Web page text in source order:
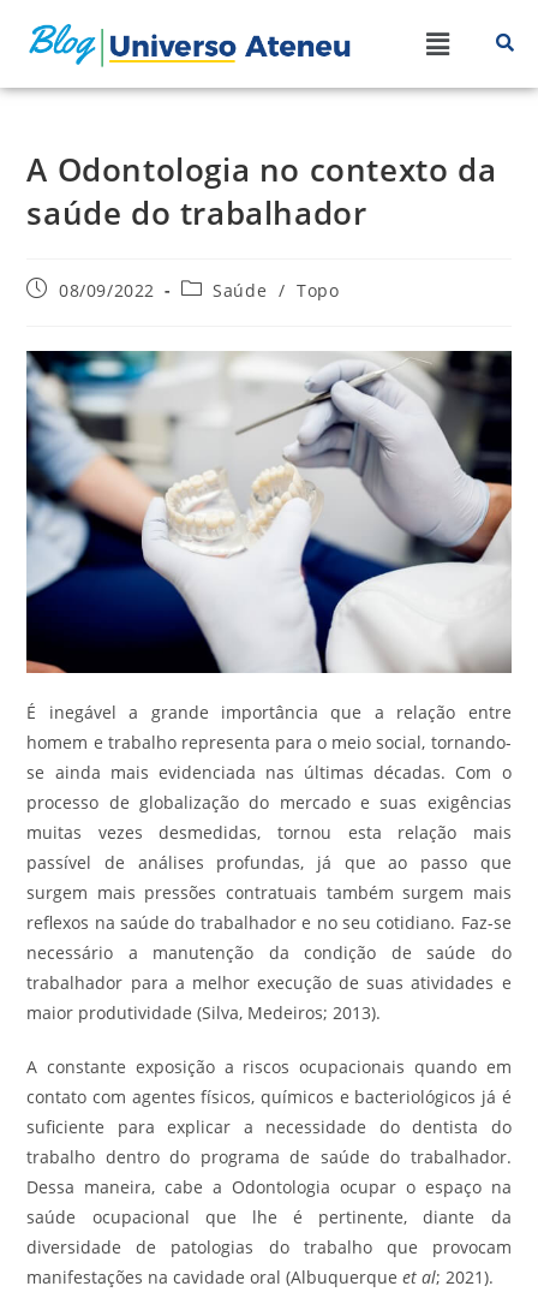
A Odontologia no contexto da
saúde do trabalhador
08/09/2022 Saúde / Topo
É inegável a grande importância que a relação entre
homem e trabalho representa para o meio social, tornando-
se ainda mais evidenciada nas últimas décadas. Com o
processo de globalização do mercado e suas exigências
muitas vezes desmedidas, tornou esta relação mais
passível de análises profundas, já que ao passo que
surgem mais pressões contratuais também surgem mais
reflexos na saúde do trabalhador e no seu cotidiano. Faz-se
necessário a manutenção da condição de saúde do
trabalhador para a melhor execução de suas atividades e
maior produtividade (Silva, Medeiros; 2013).
A constante exposição a riscos ocupacionais quando em
contato com agentes físicos, químicos e bacteriológicos já é
suficiente para explicar a necessidade do dentista do
trabalho dentro do programa de saúde do trabalhador.
Dessa maneira, cabe a Odontologia ocupar o espaço na
saúde ocupacional que lhe é pertinente, diante da
diversidade de patologias do trabalho que provocam
manifestações na cavidade oral (Albuquerqueet al; 2021).